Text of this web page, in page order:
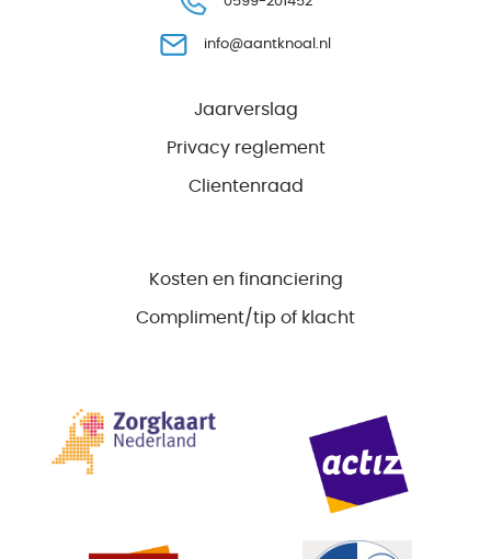
info@aantknoal.nl
Jaarverslag
Privacy reglement
Clientenraad
Kosten en financiering
Compliment/tip of klacht